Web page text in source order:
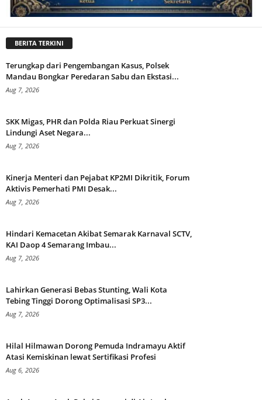
BERITA TERKINI
Terungkap dari Pengembangan Kasus, Polsek
Mandau Bongkar Peredaran Sabu dan Ekstasi...
Aug 7, 2026
SKK Migas, PHR dan Polda Riau Perkuat Sinergi
Lindungi Aset Negara...
Aug 7, 2026
Kinerja Menteri dan Pejabat KP2MI Dikritik, Forum
Aktivis Pemerhati PMI Desak...
Aug 7, 2026
Hindari Kemacetan Akibat Semarak Karnaval SCTV,
KAI Daop 4 Semarang Imbau...
Aug 7, 2026
Lahirkan Generasi Bebas Stunting, Wali Kota
Tebing Tinggi Dorong Optimalisasi SP3...
Aug 7, 2026
Hilal Hilmawan Dorong Pemuda Indramayu Aktif
Atasi Kemiskinan lewat Sertifikasi Profesi
Aug 6, 2026